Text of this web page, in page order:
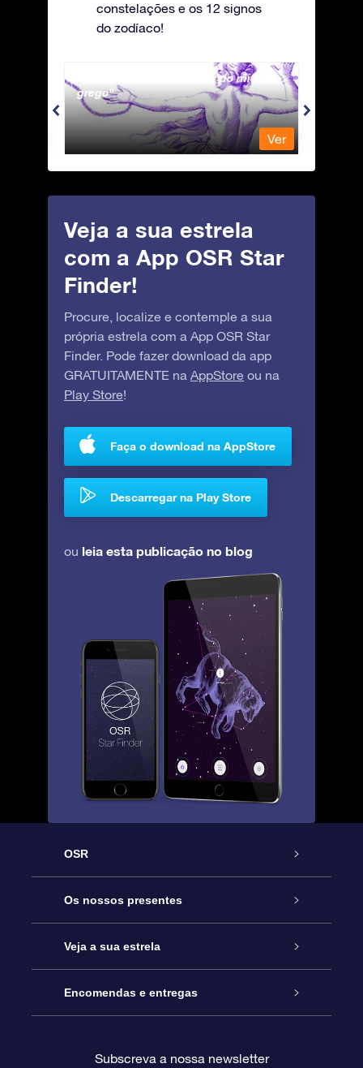
constelações e os 12 signos
do zodíaco!
Andromeda - A Princesa do mito
grego
Ver
Veja a sua estrela
com a App OSR Star
Finder!
Procure, localize e contemple a sua
própria estrela com a App OSR Star
Finder. Pode fazer download da app
GRATUITAMENTE na AppStore ou na
Play Store!
Faça o download na AppStore
Descarregar na Play Store
ou leia esta publicação no blog
OSR
Serviço
Contactos
O Blog
Os nossos presentes
Prenda Star Online
Pacote Prenda OSR
Veja a sua estrela
Registo de Estrela
Encomendas e entregas
Subscreva a nossa newsletter